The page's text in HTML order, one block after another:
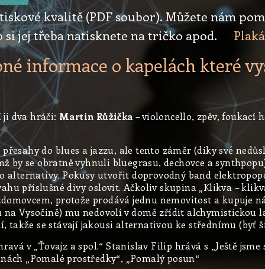
kvalitě (PDF soubor). Můžete nám
jej třeba natisknete na tričko apod.
informace o kapelách které
dva hráči: Martin Růžička – violoncello, zpěv, foukací
do blues a jazzu, ale tento záměr (díky své
se obratně vyhnuli bluegrasu, dechovce a
alternativy. Pokusy utvořit doprovodný band
příslušné divy oslovit. Ačkoliv skupina „Klikva –
protože prodává jednu nemovitost a kupuje
Vysočině) mu nedovolí v domě zřídit alchymistickou
takže se stávají jakousi alternativou ke střednímu
v „Ťovajz a spol.“ Stanislav Filip hrává s „Ještě
„Pomalé prostředky“, „Pomalý posun“